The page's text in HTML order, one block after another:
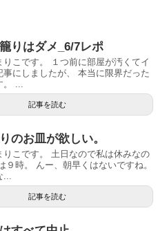
りはダメ_6/7レポ
りこです。 １つ前に部屋が汚くてイ
事にしましたが、 本当に限界だった
。 ...
記事を読む
のお皿が欲しい。
りこです。 土日なので私は休みなの
９時。 んー、朝早くはないですね。
...
記事を読む